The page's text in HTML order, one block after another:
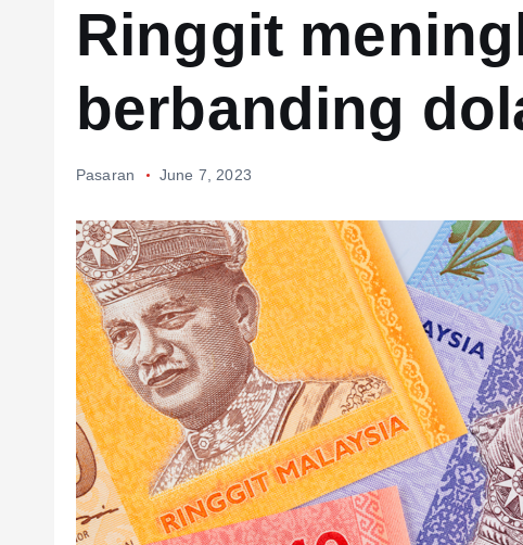
Ringgit
berbanding
Pasaran June 7, 2023